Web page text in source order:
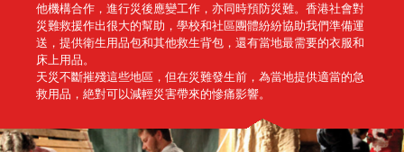
他機構合作，進行災後應變工作，亦同時預防災難。香港社會對
災難救援作出很大的幫助，學校和社區團體紛紛協助我們準備運
送，提供衛生用品包和其他救生背包，還有當地最需要的衣服和
床上用品。
天災不斷摧殘這些地區，但在災難發生前，為當地提供適當的急
救用品，絶對可以減輕災害帶來的慘痛影響。